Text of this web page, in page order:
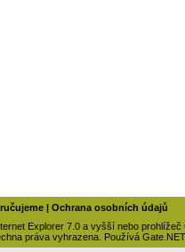
| Ochrana osobních údajů
Explorer 7.0 a vyšší nebo prohlížeč
práva vyhrazena. Používá